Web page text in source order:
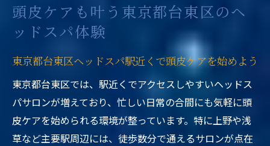
頭皮ケアも叶う東京都台東区のヘ
ッドスパ体験
東京都台東区ヘッドスパ駅近くで頭皮ケアを始めよう
東京都台東区では、駅近くでアクセスしやすいヘッドス
パサロンが増えており、忙しい日常の合間にも気軽に頭
皮ケアを始められる環境が整っています。特に上野や浅
草など主要駅周辺には、徒歩数分で通えるサロンが点在